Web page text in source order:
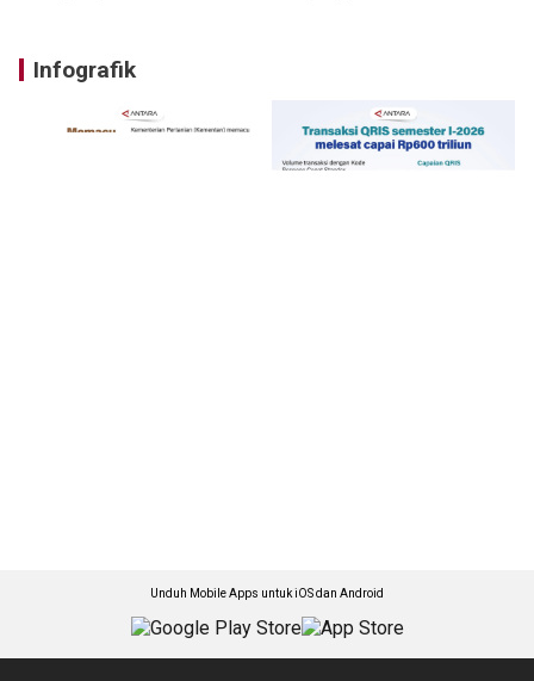
Infografik
Unduh Mobile Apps untuk iOS dan Android